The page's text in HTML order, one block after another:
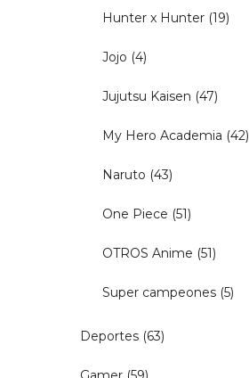
Hunter x Hunter (19)
Jojo (4)
Jujutsu Kaisen (47)
My Hero Academia (42)
Naruto (43)
One Piece (51)
OTROS Anime (51)
Super campeones (5)
Deportes (63)